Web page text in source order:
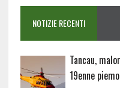
NOTIZIE RECENTI
Tancau,
19enne